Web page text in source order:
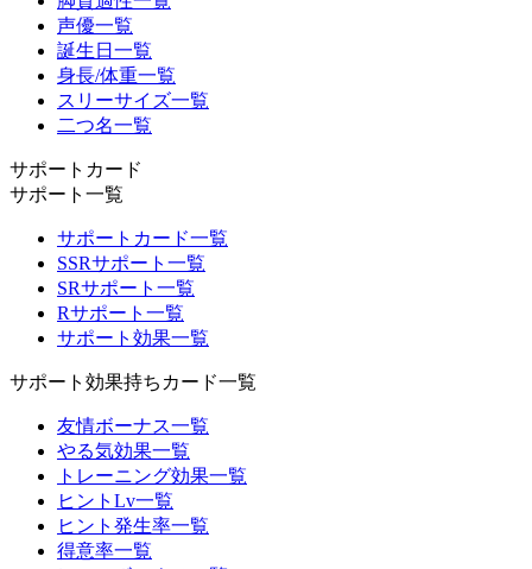
声優一覧
誕生日一覧
身長/体重一覧
スリーサイズ一覧
二つ名一覧
サポートカード
サポート一覧
サポートカード一覧
SSRサポート一覧
SRサポート一覧
Rサポート一覧
サポート効果一覧
サポート効果持ちカード一覧
友情ボーナス一覧
やる気効果一覧
トレーニング効果一覧
ヒントLv一覧
ヒント発生率一覧
得意率一覧